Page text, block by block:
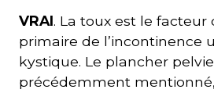
VRAI. La toux est le facteur
primaire de l’incontinence
kystique. Le plancher
précédemment